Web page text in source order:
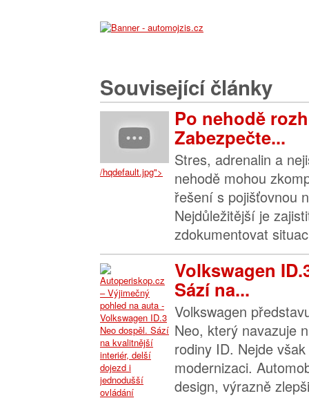
Související články
/hqdefault.jpg">
Po nehodě
Zabezpečte...
Stres, adrenalin a
nehodě mohou
řešení s pojišťovnou
Nejdůležitější je
zdokumentovat
Volkswagen
Sází na...
Volkswagen
Neo, který navazuje
rodiny ID. Nejde
modernizaci.
design, výrazně